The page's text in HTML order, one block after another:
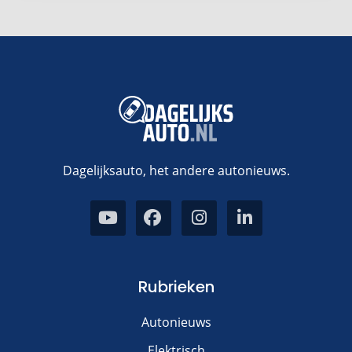
Dagelijksauto, het andere autonieuws.
Rubrieken
Autonieuws